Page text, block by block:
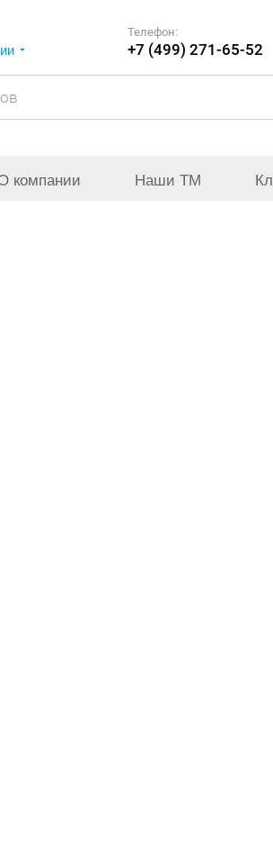
Телефон:
+7 (499) 271-65-52
компании Наши ТМ